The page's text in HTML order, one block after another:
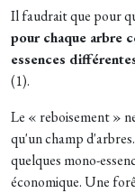
Il faudrait que pour
pour chaque arbre
essences
(1).
Le « reboisement »
qu'un champ
quelques mono-
économique. Une